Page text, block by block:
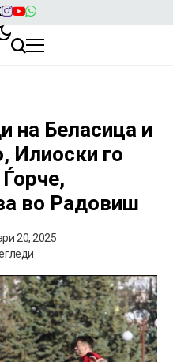
на Беласица и
Илиоски го
во Радовиш
20, 2025